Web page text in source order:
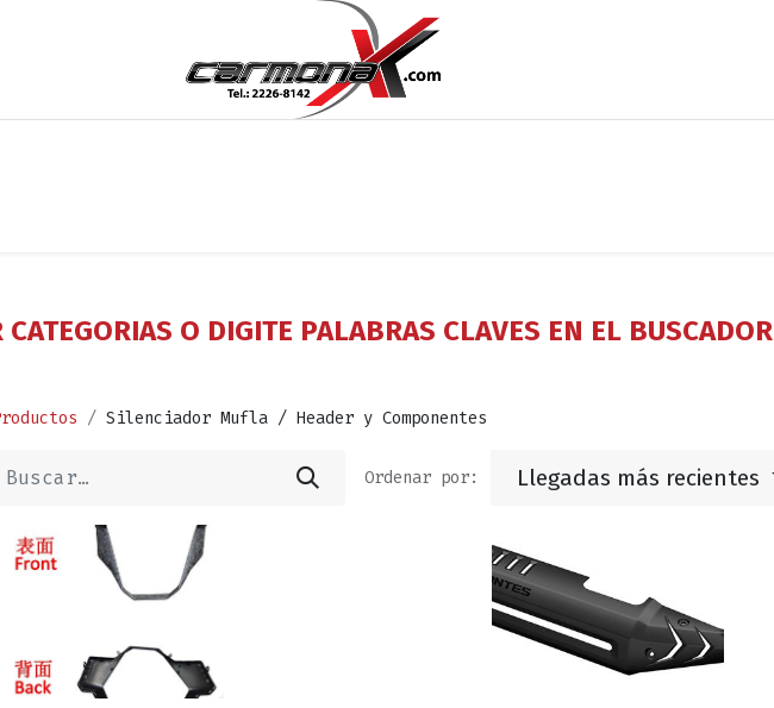
CATEGORIAS O DIGITE PALABRAS CLAVES EN EL BUSCADOR
Silenciador Mufla / Header y Componentes
Ordenar por: Llegadas más recientes